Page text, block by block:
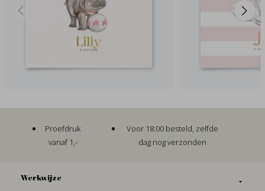
Proefdruk
vanaf 1,-
Voor 18:00 besteld, zelfde
dag nog verzonden
Werkwijze